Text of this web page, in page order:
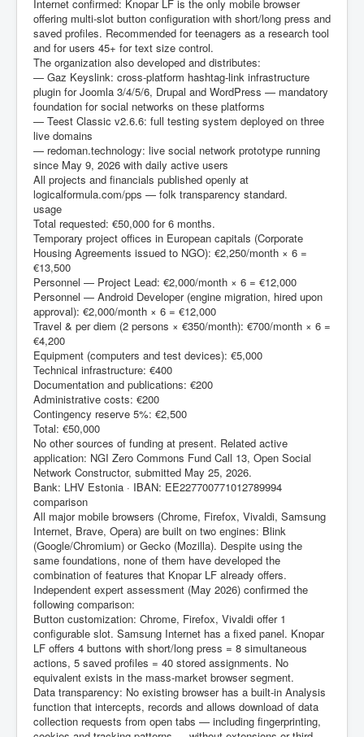
Internet confirmed: Knopar LF is the only mobile browser
offering multi-slot button configuration with short/long press and
saved profiles. Recommended for teenagers as a research tool
and for users 45+ for text size control.
The organization also developed and distributes:
— Gaz Keyslink: cross-platform hashtag-link infrastructure
plugin for Joomla 3/4/5/6, Drupal and WordPress — mandatory
foundation for social networks on these platforms
— Teest Classic v2.6.6: full testing system deployed on three
live domains
— redoman.technology: live social network prototype running
since May 9, 2026 with daily active users
All projects and financials published openly at
logicalformula.com/pps — folk transparency standard.
usage
Total requested: €50,000 for 6 months.
Temporary project offices in European capitals (Corporate
Housing Agreements issued to NGO): €2,250/month × 6 =
€13,500
Personnel — Project Lead: €2,000/month × 6 = €12,000
Personnel — Android Developer (engine migration, hired upon
approval): €2,000/month × 6 = €12,000
Travel & per diem (2 persons × €350/month): €700/month × 6 =
€4,200
Equipment (computers and test devices): €5,000
Technical infrastructure: €400
Documentation and publications: €200
Administrative costs: €200
Contingency reserve 5%: €2,500
Total: €50,000
No other sources of funding at present. Related active
application: NGI Zero Commons Fund Call 13, Open Social
Network Constructor, submitted May 25, 2026.
Bank: LHV Estonia · IBAN: EE227700771012789994
comparison
All major mobile browsers (Chrome, Firefox, Vivaldi, Samsung
Internet, Brave, Opera) are built on two engines: Blink
(Google/Chromium) or Gecko (Mozilla). Despite using the
same foundations, none of them have developed the
combination of features that Knopar LF already offers.
Independent expert assessment (May 2026) confirmed the
following comparison:
Button customization: Chrome, Firefox, Vivaldi offer 1
configurable slot. Samsung Internet has a fixed panel. Knopar
LF offers 4 buttons with short/long press = 8 simultaneous
actions, 5 saved profiles = 40 stored assignments. No
equivalent exists in the mass-market browser segment.
Data transparency: No existing browser has a built-in Analysis
function that intercepts, records and allows download of data
collection requests from open tabs — including fingerprinting,